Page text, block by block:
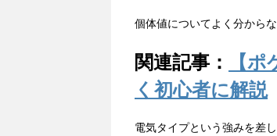
個体値についてよく分から
関連記事：
【
く初心者に解説
電気タイプという強みを差